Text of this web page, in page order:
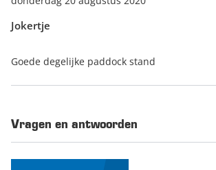
Jokertje
Goede degelijke paddock stand
Vragen en antwoorden